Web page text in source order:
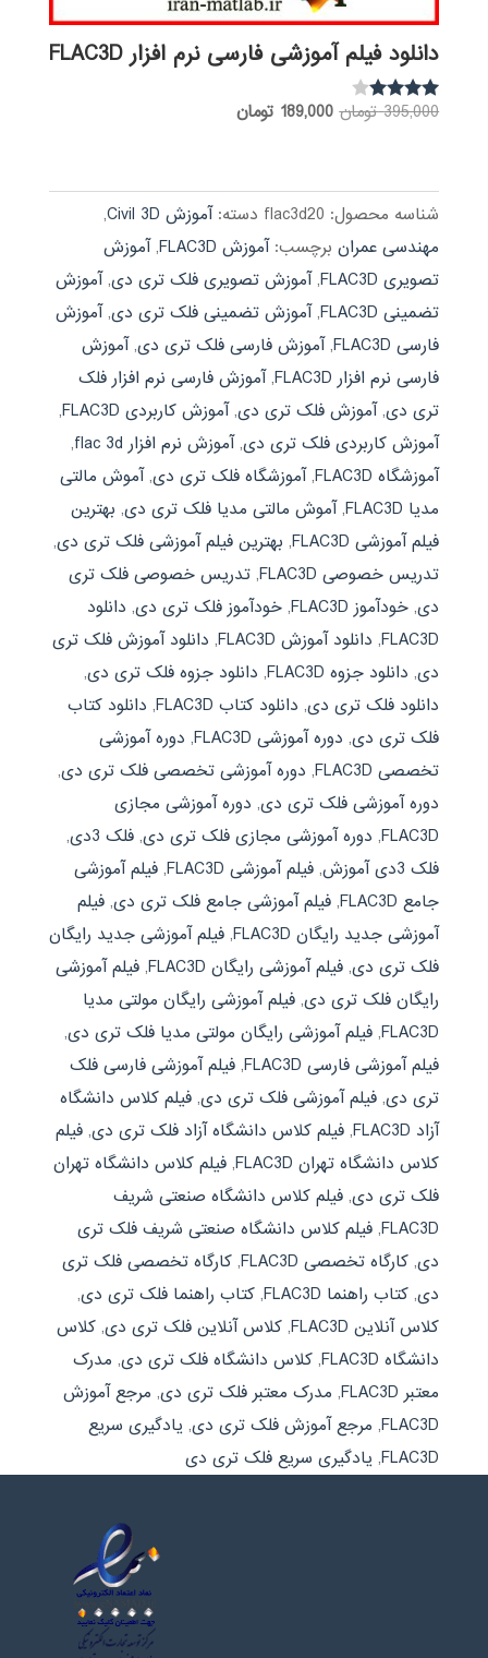
دانلود فیلم آموزشی فارسی نرم افزار FLAC3D
نمره
395,000 تومان قیمت
بود.
189,000 تومانقیمت
شناسه محصول: flac3d20 دسته:آموزش Civil 3D
,
مهندسی عمران برچسب:آموزش FLAC3D ,آموزش
تصویری FLAC3D
,آموزش تصویری فلک تری دی,آموزش
تضمینی FLAC3D
,آموزش تضمینی فلک تری دی,آموزش
فارسی FLAC3D
,آموزش فارسی فلک تری دی,آموزش
فارسی نرم افزار FLAC3D
,آموزش فارسی نرم افزار فلک
تری دی,آموزش فلک تری دی,آموزش کاربردی FLAC3D
,
آموزش کاربردی فلک تری دی,آموزش نرم افزار flac 3d
,
آموزشگاه FLAC3D
,آموزشگاه فلک تری دی,آموش مالتی
مدیا FLAC3D
,آموش مالتی مدیا فلک تری دی, بهترین
فیلم آموزشی FLAC3D
, بهترین فیلم آموزشی فلک تری دی,
تدریس خصوصی FLAC3D
, تدریس خصوصی فلک تری
دی, خودآموز FLAC3D , خودآموز فلک تری دی, دانلود
FLAC3D
, دانلود آموزش FLAC3D , دانلود آموزش فلک تری
دی, دانلود جزوه FLAC3D , دانلود جزوه فلک تری دی,
دانلود فلک تری دی, دانلود کتاب FLAC3D , دانلود کتاب
فلک تری دی, دوره آموزشی FLAC3D , دوره آموزشی
تخصصی FLAC3D
, دوره آموزشی تخصصی فلک تری دی,
دوره آموزشی فلک تری دی, دوره آموزشی مجازی
FLAC3D
, دوره آموزشی مجازی فلک تری دی, فلک 3دی
,
فلک 3دی آموزش
, فیلم آموزشی FLAC3D , فیلم آموزشی
جامع FLAC3D
, فیلم آموزشی جامع فلک تری دی, فیلم
آموزشی جدید رایگان FLAC3D
, فیلم آموزشی جدید رایگان
فلک تری دی, فیلم آموزشی رایگان FLAC3D , فیلم آموزشی
رایگان فلک تری دی, فیلم آموزشی رایگان مولتی مدیا
FLAC3D
, فیلم آموزشی رایگان مولتی مدیا فلک تری دی,
فیلم آموزشی فارسی FLAC3D
, فیلم آموزشی فارسی فلک
تری دی, فیلم آموزشی فلک تری دی, فیلم کلاس دانشگاه
آزاد FLAC3D
, فیلم کلاس دانشگاه آزاد فلک تری دی, فیلم
کلاس دانشگاه تهران FLAC3D
, فیلم کلاس دانشگاه تهران
فلک تری دی, فیلم کلاس دانشگاه صنعتی شریف
FLAC3D
, فیلم کلاس دانشگاه صنعتی شریف فلک تری
دی, کارگاه تخصصی FLAC3D , کارگاه تخصصی فلک تری
دی, کتاب راهنما FLAC3D , کتاب راهنما فلک تری دی,
کلاس آنلاین FLAC3D
, کلاس آنلاین فلک تری دی, کلاس
دانشگاه FLAC3D
, کلاس دانشگاه فلک تری دی, مدرک
معتبر FLAC3D
, مدرک معتبر فلک تری دی, مرجع آموزش
FLAC3D
, مرجع آموزش فلک تری دی, یادگیری سریع
FLAC3D
, یادگیری سریع فلک تری دی